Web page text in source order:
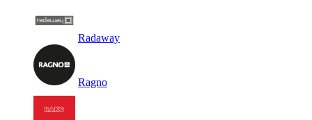
Radaway
Ragno